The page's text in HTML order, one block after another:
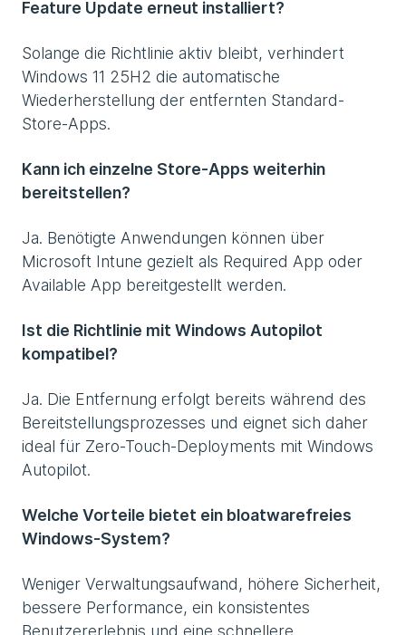
Feature Update erneut installiert?
Solange die Richtlinie aktiv bleibt, verhindert
Windows 11 25H2 die automatische
Wiederherstellung der entfernten Standard-
Store-Apps.
Kann ich einzelne Store-Apps weiterhin
bereitstellen?
Ja. Benötigte Anwendungen können über
Microsoft Intune gezielt als Required App oder
Available App bereitgestellt werden.
Ist die Richtlinie mit Windows Autopilot
kompatibel?
Ja. Die Entfernung erfolgt bereits während des
Bereitstellungsprozesses und eignet sich daher
ideal für Zero-Touch-Deployments mit Windows
Autopilot.
Welche Vorteile bietet ein bloatwarefreies
Windows-System?
Weniger Verwaltungsaufwand, höhere Sicherheit,
bessere Performance, ein konsistentes
Benutzererlebnis und eine schnellere